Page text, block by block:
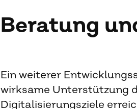
Beratung
Ein weiterer
wirksame Unterstützung
Digitalisierungsziele